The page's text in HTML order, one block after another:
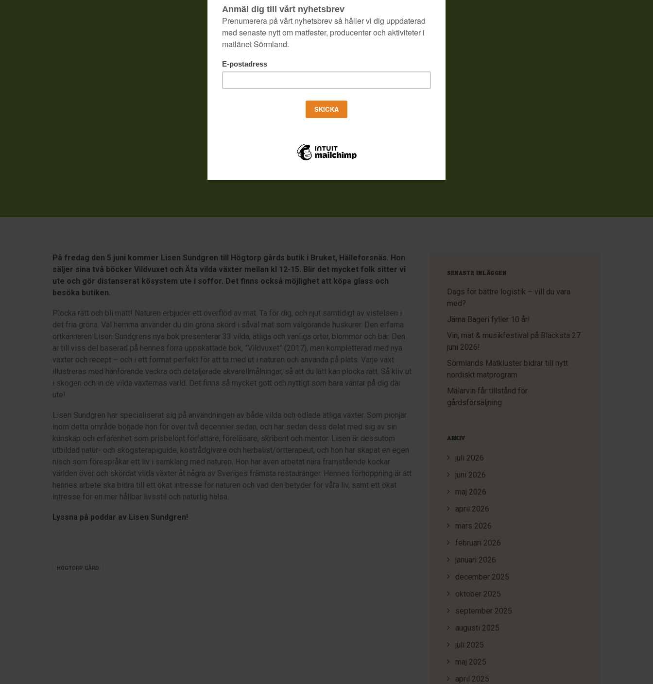
På fredag den 5 juni kommer Lisen Sundgren till Högtorp gårds butik i Bruket, Hälleforsnäs. Hon
säljer sina två böcker Vildvuxet och Äta vilda växter mellan kl 12-15. Blir det mycket folk sitter vi
ute och gör distanserat kösystem ute i soffor. Det finns också möjlighet att köpa glass och
besöka butiken.
Plocka rätt och bli mätt! Naturen erbjuder ett överflöd av mat. Ta för dig, och njut samtidigt av vistelsen i
det fria gröna. Väl hemma använder du din gröna skörd i såväl mat som välgörande huskurer. Den erfarna
örtkännaren Lisen Sundgrens nya bok presenterar 33 vilda, ätliga och vanliga örter, blommor och bär. Den
är till viss del baserad på hennes förra uppskattade bok, ”Vildvuxet” (2017), men kompletterad med nya
växter och recept – och i ett format perfekt för att ta med ut i naturen och använda på plats. Varje växt
illustreras med hänförande vackra och detaljerade akvarellmålningar, så att du lätt kan plocka rätt. Så kliv ut
i skogen och in de vilda växternas värld. Det finns så mycket gott och nyttigt som bara väntar på dig där
ute!
Lisen Sundgren har specialiserat sig på användningen av både vilda och odlade ätliga växter. Som pionjär
inom detta område började hon för över två decennier sedan, och har sedan dess delat med sig av sin
kunskap och erfarenhet som prisbelönt författare, föreläsare, skribent och mentor. Lisen är dessutom
utbildad natur- och skogsterapiguide, kostrådgivare och herbalist/örtterapeut, och hon har skapat en egen
nisch som förespråkar ett liv i samklang med naturen. Hon har även arbetat nära framstående kockar
världen över och skördat vilda växter åt några av Sveriges främsta restauranger. Hennes förhoppning är att
hennes arbete ska bidra till ett ökat intresse för naturen och vad den betyder för våra liv, samt ett ökat
intresse för en mer hållbar livsstil och naturlig hälsa.
Lyssna på poddar av Lisen Sundgren!
HÖGTORP GÅRD
SENASTE INLÄGGEN
Dags för bättre logistik – vill du vara
med?
Järna Bageri fyller 10 år!
Vin, mat & musikfestival på Blacksta 27
juni 2026!
Sörmlands Matkluster bidrar till nytt
nordiskt matprogram
Mälarvin får tillstånd för
gårdsförsäljning
ARKIV
juli 2026
juni 2026
maj 2026
april 2026
mars 2026
februari 2026
januari 2026
december 2025
oktober 2025
september 2025
augusti 2025
juli 2025
maj 2025
april 2025